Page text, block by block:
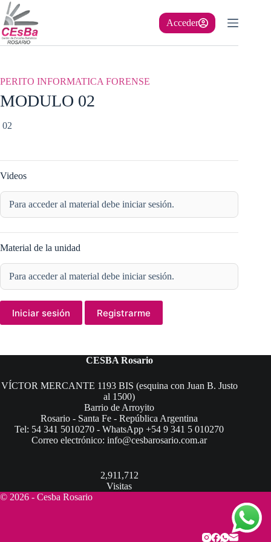
Saltar
al
contenido
Acceder
PERITO INFORMATICA FORENSE
MODULO 02
02
Videos
Para acceder al material debe iniciar sesión.
Material de la unidad
Para acceder al material debe iniciar sesión.
Iniciar sesión Registrarme
CESBA Rosario
VÍCTOR MERCANTE 1193 BIS (esquina con Juan B. Justo
al 1500)
Barrio de Arroyito
Rosario - Santa Fe - República Argentina
Tel: 54 341 5010270 - WhatsApp +54 9 341 5 010270
Correo electrónico: info@cesbarosario.com.ar
2,911,712
Visitas
© 2026 - Cesba Rosario